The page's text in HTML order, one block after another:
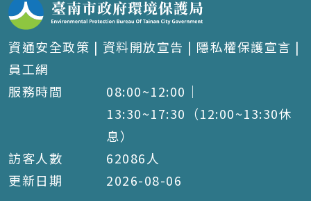
資通安全政策 | 資料開放宣告 | 隱私權保護宣言 |
員工網
服務時間
08:00~12:00｜
13:30~17:30（12:00~13:30休
息）
訪客人數
62086 人
更新日期
2026-08-06